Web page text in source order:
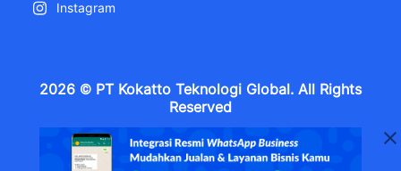
Instagram
2026 © PT Kokatto Teknologi Global. All Rights
Reserved
Metropolitan Tower Lt. 6, Jl. R. A. Kartini Kav. 14,
Cilandak Barat, Kec. Cilandak, Kota Jakarta Selatan, DKI